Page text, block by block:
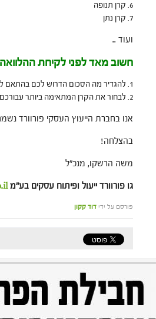
קרן תנופה
קרן נתן
ועוד ..
חשוב מאד לפני לקיחת ההלוואה
להגדיר מה הסכום הדרוש לכם בהתאם
לבחור את הקרן המתאימה ביותר
אנו בחברת הייעוץ העסקי פורוורד
בהצלחה!
משה הרשקו, מנכ"ל
גו פורוורד ייעול ופיתוח עסקים בע"מ
פורסם על ידי דוד קקון